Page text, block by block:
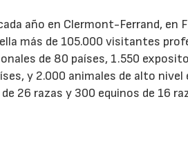
año en Clermont-Ferrand, en
más de 105.000 visitantes
de 80 países, 1.550
y 2.000 animales de alto nivel
26 razas y 300 equinos de 16